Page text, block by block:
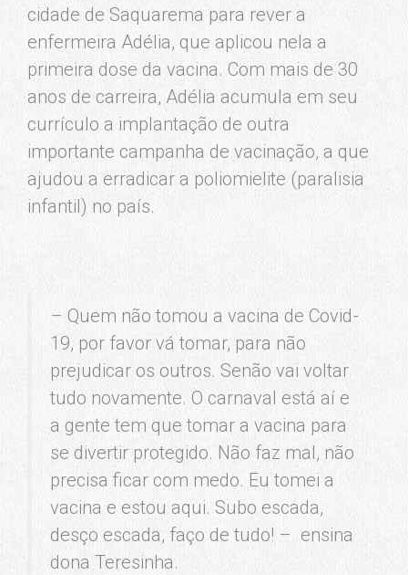
cidade de Saquarema para rever a
enfermeira Adélia, que aplicou nela a
primeira dose da vacina. Com mais de 30
anos de carreira, Adélia acumula em seu
currículo a implantação de outra
importante campanha de vacinação, a que
ajudou a erradicar a poliomielite (paralisia
infantil) no país.
– Quem não tomou a vacina de Covid-
19, por favor vá tomar, para não
prejudicar os outros. Senão vai voltar
tudo novamente. O carnaval está aí e
a gente tem que tomar a vacina para
se divertir protegido. Não faz mal, não
precisa ficar com medo. Eu tomei a
vacina e estou aqui. Subo escada,
desço escada, faço de tudo! – ensina
dona Teresinha.